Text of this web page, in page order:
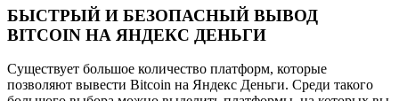
БЫСТРЫЙ И БЕЗОПАСНЫЙ ВЫВОД
BITCOIN НА ЯНДЕКС ДЕНЬГИ
Существует большое количество платформ, которые
позволяют вывести Bitcoin на Яндекс Деньги. Среди такого